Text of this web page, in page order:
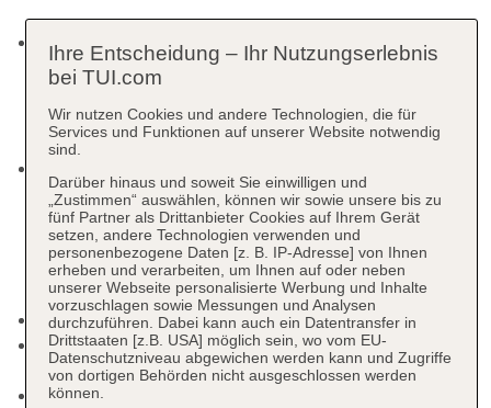
Check-in:
ab 15:00 Uhr
Ausweise (inklusive die Ausweise der Kinder)
bereithalten.
bis 12:00 Uhr
Nach Verfügbarkeit und in Absprache mit der
Rezeption kann ein Late Check-out gegen eine
Gebühr von 55 € bis 15:00 Uhr oder von 90 €
bis 18:00 Uhr gebucht werden.
Rezeption, Geldwechsel möglich
Gästebetreuung: Sprachen: Deutsch, Englisch,
Arabisch
Gartenanlage, Sonnenterrasse mit Meerblick und
Ihre Entscheidung – Ihr Nutzungserlebnis
bei TUI.com
Wir nutzen Cookies und andere Technologien, die für
Services und Funktionen auf unserer Website notwendig
sind.
Darüber hinaus und soweit Sie einwilligen und
„Zustimmen“ auswählen, können wir sowie unsere bis zu
fünf Partner als Drittanbieter Cookies auf Ihrem Gerät
setzen, andere Technologien verwenden und
personenbezogene Daten [z. B. IP-Adresse] von Ihnen
erheben und verarbeiten, um Ihnen auf oder neben
unserer Webseite personalisierte Werbung und Inhalte
vorzuschlagen sowie Messungen und Analysen
durchzuführen. Dabei kann auch ein Datentransfer in
Drittstaaten [z.B. USA] möglich sein, wo vom EU-
Datenschutzniveau abgewichen werden kann und Zugriffe
von dortigen Behörden nicht ausgeschlossen werden
können.